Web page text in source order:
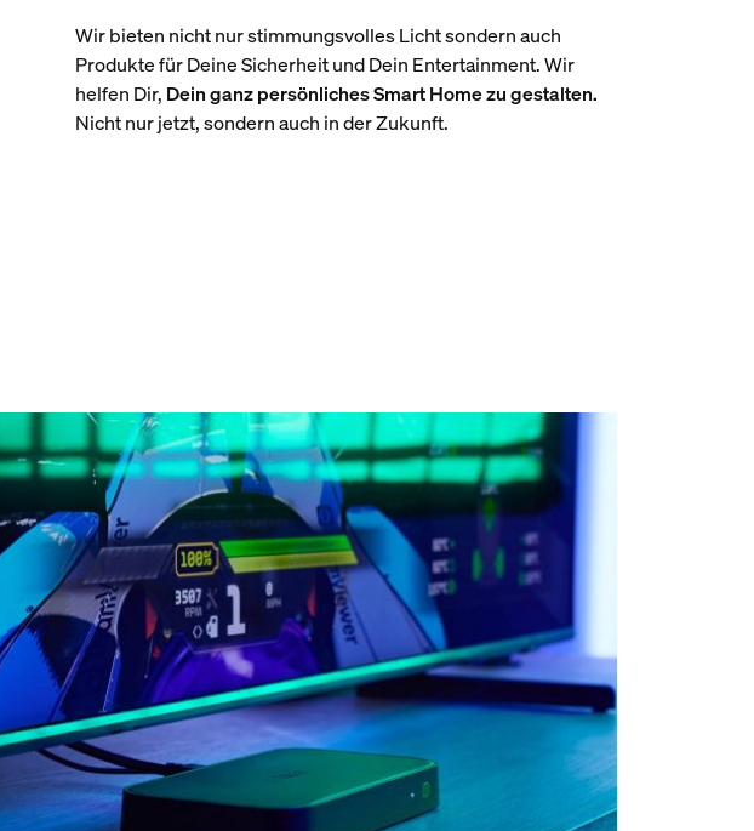
Wir bieten nicht nur stimmungsvolles Licht sondern auch
Produkte für Deine Sicherheit und Dein Entertainment. Wir
helfen Dir, Dein ganz persönliches Smart Home zu gestalten.
Nicht nur jetzt, sondern auch in der Zukunft.